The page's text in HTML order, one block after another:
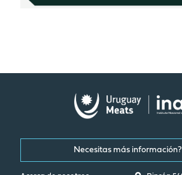
Necesitas más información?